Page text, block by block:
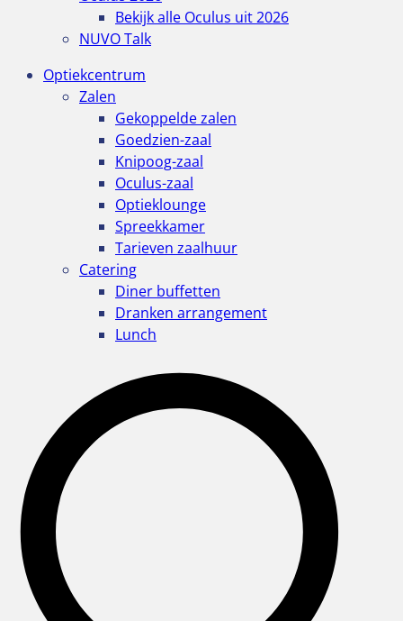
Bekijk alle Oculus uit 2026
NUVO Talk
Optiekcentrum
Zalen
Gekoppelde zalen
Goedzien-zaal
Knipoog-zaal
Oculus-zaal
Optieklounge
Spreekkamer
Tarieven zaalhuur
Catering
Diner buffetten
Dranken arrangement
Lunch